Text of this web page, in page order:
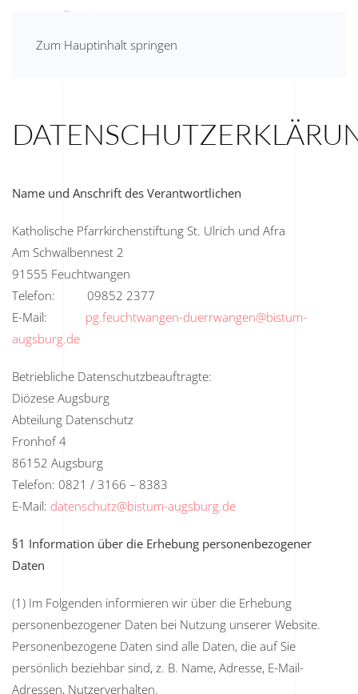
Zum Hauptinhalt springen
Name und Anschrift des Verantwortlichen
Katholische Pfarrkirchenstiftung St. Ulrich und Afra
Am Schwalbennest 2
91555 Feuchtwangen
Telefon: 09852 2377
E-Mail: pg.feuchtwangen-duerrwangen@bistum-
augsburg.de
Betriebliche Datenschutzbeauftragte:
Diözese Augsburg
Abteilung Datenschutz
Fronhof 4
86152 Augsburg
Telefon: 0821 / 3166 – 8383
E-Mail: datenschutz@bistum-augsburg.de
§1 Information über die Erhebung personenbezogener
Daten
(1) Im Folgenden informieren wir über die Erhebung
personenbezogener Daten bei Nutzung unserer Website.
Personenbezogene Daten sind alle Daten, die auf Sie
persönlich beziehbar sind, z. B. Name, Adresse, E-Mail-
Adressen, Nutzerverhalten.